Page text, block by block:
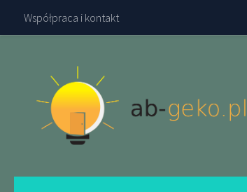
Współpraca i kontakt